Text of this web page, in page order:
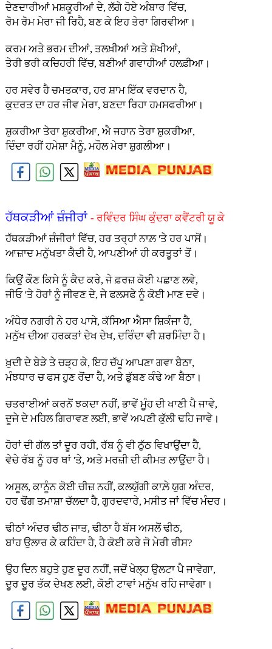
ਦੇਣਦਾਰੀਆਂ ਮਸ਼ਕੂਰੀਆਂ ਦੇ, ਲੱਗੇ ਹੋਏ ਅੰਬਾਰ ਵਿੱਚ,
ਰੋਮ ਰੋਮ ਮੇਰਾ ਜੀ ਰਿਹੈ, ਬਣ ਕੇ ਇਹ ਤੇਰਾ ਗਿਰਵੀਆ।
ਕਰਮ ਅਤੇ ਭਰਮ ਦੀਆਂ, ਤਲਖ਼ੀਆਂ ਅਤੇ ਸ਼ੋਖੀਆਂ,
ਤੇਰੀ ਭਰੀ ਕਚਿਹਰੀ ਵਿੱਚ, ਬਣੀਆਂ ਗਵਾਹੀਆਂ ਹਲਫ਼ੀਆ।
ਹਰ ਸਵੇਰ ਹੈ ਚਮਤਕਾਰ, ਹਰ ਸ਼ਾਮ ਇੱਕ ਵਰਦਾਨ ਹੈ,
ਕੁਦਰਤ ਦਾ ਹਰ ਜੀਵ ਮੇਰਾ, ਬਣਦਾ ਰਿਹਾ ਹਮਸਫਰੀਆ।
ਸ਼ੁਕਰੀਆ ਤੇਰਾ ਸ਼ੁਕਰੀਆ, ਐ ਜਹਾਨ ਤੇਰਾ ਸ਼ੁਕਰੀਆ,
ਦਿੰਦਾ ਰਹੀਂ ਹਮੇਸ਼ਾ ਮੈਨੂੰ, ਮਹੌਲ ਮੇਰਾ ਸ਼ੁਗਲੀਆ।
ਹੱਥਕੜੀਆਂ ਜ਼ੰਜੀਰਾਂ -ਰਵਿੰਦਰ ਸਿੰਘ ਕੁੰਦਰਾ ਕਵੈਂਟਰੀ ਯੂ ਕੇ
ਹੱਥਕੜੀਆਂ ਜ਼ੰਜੀਰਾਂ ਵਿੱਚ, ਹਰ ਤਰ੍ਹਾਂ ਨਾਲ਼ 'ਤੇ ਹਰ ਪਾਸੋਂ।
ਆਜ਼ਾਦ ਮਨੁੱਖਤਾ ਕੈਦੀ ਹੈ, ਆਪਣੀਆਂ ਹੀ ਕਰਤੂਤਾਂ ਤੋਂ।
ਕਿਉਂ ਕੌਣ ਕਿਸੇ ਨੂੰ ਕੈਦ ਕਰੇ, ਜੇ ਫ਼ਰਜ਼ ਕੋਈ ਪਛਾਣ ਲਵੇ,
ਜੀਓ 'ਤੇ ਹੋਰਾਂ ਨੂੰ ਜੀਵਣ ਦੇ, ਜੇ ਫਲਸਫੇ ਨੂੰ ਕੋਈ ਮਾਣ ਦਵੇ।
ਅੰਧੇਰ ਨਗਰੀ ਨੇ ਹਰ ਪਾਸੇ, ਕੱਸਿਆ ਐਸਾ ਸ਼ਿਕੰਜਾ ਹੈ,
ਮਨੁੱਖ ਦੀਆ ਹਰਕਤਾਂ ਦੇਖ ਦੇਖ, ਦਰਿੰਦਾ ਵੀ ਸ਼ਰਮਿੰਦਾ ਹੈ।
ਖ਼ੁਦੀ ਦੇ ਬੇੜੇ ਤੇ ਚੜ੍ਹ ਕੇ, ਇਹ ਚੱਪੂ ਆਪਣਾ ਗਵਾ ਬੈਠਾ,
ਮੰਝਧਾਰ ਚ ਫਸ ਹੁਣ ਰੋਂਦਾ ਹੈ, ਅਤੇ ਡੁੱਬਣ ਕੰਢੇ ਆ ਬੈਠਾ।
ਚਤਰਾਈਆਂ ਕਰਨੋਂ ਝਕਦਾ ਨਹੀਂ, ਭਾਵੇਂ ਮੂੰਹ ਦੀ ਖਾਣੀ ਪੈ ਜਾਵੇ,
ਦੂਜੇ ਦੇ ਮਹਿਲ ਗਿਰਾਵਣ ਲਈ, ਭਾਵੇਂ ਅਪਣੀ ਕੁੱਲੀ ਢਹਿ ਜਾਵੇ।
ਹੋਰਾਂ ਦੀ ਗੱਲ ਤਾਂ ਦੂਰ ਰਹੀ, ਰੱਬ ਨੂੰ ਵੀ ਠੁੱਠ ਵਿਖਾਉਂਦਾ ਹੈ,
ਵੇਚੇ ਰੱਬ ਨੂੰ ਹਰ ਥਾਂ 'ਤੇ, ਅਤੇ ਮਰਜ਼ੀ ਦੀ ਕੀਮਤ ਲਾਉਂਦਾ ਹੈ।
ਅਸੂਲ, ਕਾਨੂੰਨ ਕੋਈ ਚੀਜ਼ ਨਹੀਂ, ਕਲਯੁੱਗੀ ਕਾਲ਼ੇ ਯੁਗ ਅੰਦਰ,
ਹਰ ਢੋਂਗ ਤਮਾਸ਼ਾ ਚੱਲਦਾ ਹੈ, ਗੁਰਦਵਾਰੇ, ਮਸੀਤ ਜਾਂ ਵਿੱਚ ਮੰਦਰ।
ਢੀਠਾਂ ਅੰਦਰ ਢੀਠ ਜਾਤ, ਢੀਠਾ ਹੈ ਬੱਸ ਅਸਲੋਂ ਢੀਠ,
ਬਾਂਹ ਉਲਾਰ ਕੇ ਕਹਿੰਦਾ ਹੈ, ਹੈ ਕੋਈ ਕਰੇ ਜੋ ਮੇਰੀ ਰੀਸ?
ਉਹ ਦਿਨ ਬਹੁਤੇ ਹੁਣ ਦੂਰ ਨਹੀਂ, ਜਦੋਂ ਖੇਲ੍ਹ ਉਲਟਾ ਪੈ ਜਾਵੇਗਾ,
ਦੂਰ ਦੂਰ ਤੱਕ ਦੇਖਣ ਲਈ, ਕੋਈ ਟਾਵਾਂ ਮਨੁੱਖ ਰਹਿ ਜਾਵੇਗਾ।